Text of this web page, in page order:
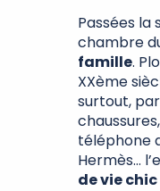
Passées la
chambre
famille.
XXème
surtout, par
téléphone
Hermès…
de vie